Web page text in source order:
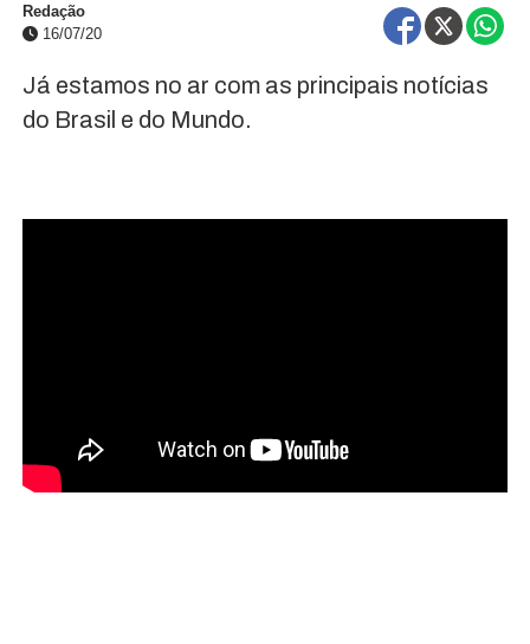
Redação
16/07/20
Já estamos no ar com as principais notícias
do Brasil e do Mundo.